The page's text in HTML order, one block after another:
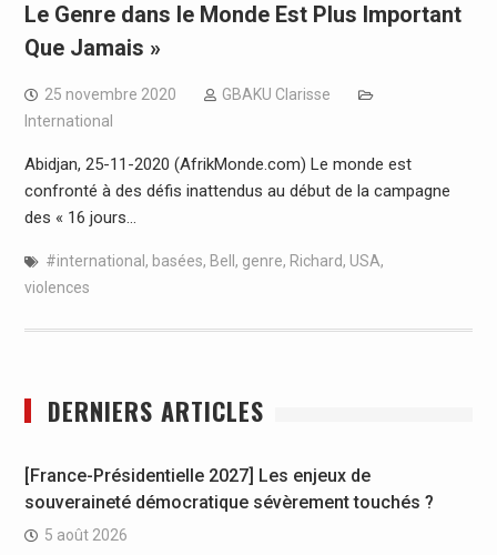
Le Genre dans le Monde Est Plus Important
Que Jamais »
25 novembre 2020
GBAKU Clarisse
International
Abidjan, 25-11-2020 (AfrikMonde.com) Le monde est
confronté à des défis inattendus au début de la campagne
des « 16 jours…
#international , basées, Bell , genre, Richard, USA,
violences
DERNIERS ARTICLES
[France-Présidentielle 2027] Les enjeux de
souveraineté démocratique sévèrement touchés ?
5 août 2026